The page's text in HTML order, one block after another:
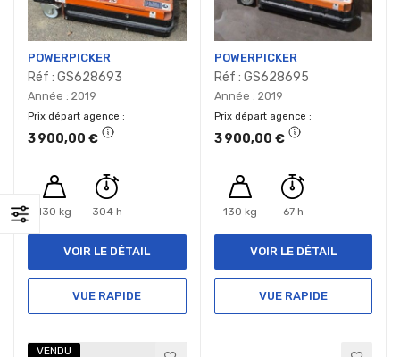
POWERPICKER
Réf : GS628693
Année : 2019
Prix départ agence
3 900,00 €
130 kg 304 h
VOIR LE DÉTAIL
VUE RAPIDE
POWERPICKER
Réf : GS628695
Année : 2019
Prix départ agence
3 900,00 €
130 kg 67 h
VOIR LE DÉTAIL
VUE RAPIDE
VENDU